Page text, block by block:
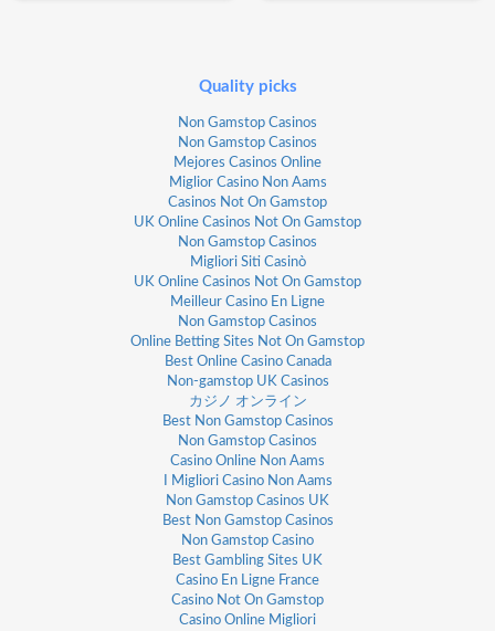
Quality picks
Non Gamstop Casinos
Non Gamstop Casinos
Mejores Casinos Online
Miglior Casino Non Aams
Casinos Not On Gamstop
UK Online Casinos Not On Gamstop
Non Gamstop Casinos
Migliori Siti Casinò
UK Online Casinos Not On Gamstop
Meilleur Casino En Ligne
Non Gamstop Casinos
Online Betting Sites Not On Gamstop
Best Online Casino Canada
Non-gamstop UK Casinos
カジノ オンライン
Best Non Gamstop Casinos
Non Gamstop Casinos
Casino Online Non Aams
I Migliori Casino Non Aams
Non Gamstop Casinos UK
Best Non Gamstop Casinos
Non Gamstop Casino
Best Gambling Sites UK
Casino En Ligne France
Casino Not On Gamstop
Casino Online Migliori